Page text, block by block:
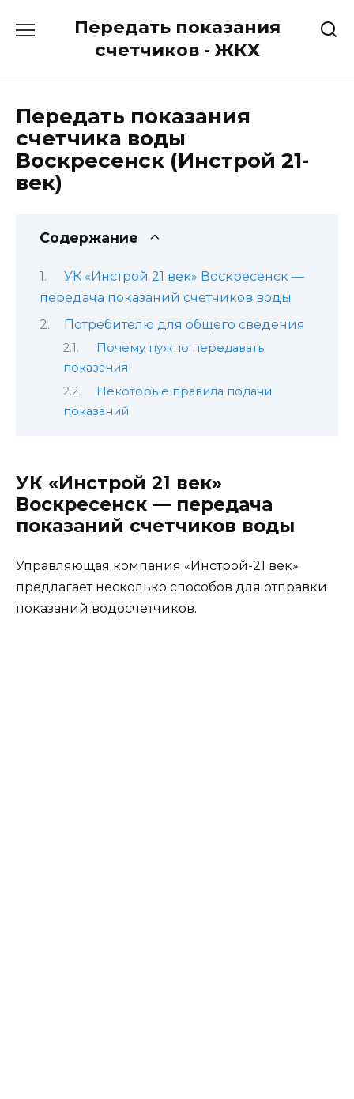
Передать показания
счетчиков - ЖКХ
Передать показания
счетчика воды
Воскресенск (Инстрой 21-
век)
Содержание
УК «Инстрой 21 век» Воскресенск —
передача показаний счетчиков воды
Потребителю для общего сведения
Почему нужно передавать
показания
Некоторые правила подачи
показаний
УК «Инстрой 21 век»
Воскресенск — передача
показаний счетчиков воды
Управляющая компания «Инстрой-21 век»
предлагает несколько способов для отправки
показаний водосчетчиков.